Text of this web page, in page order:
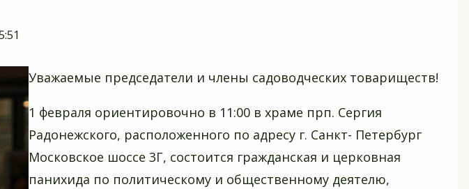
Уважаемые председатели и члены садоводческих товариществ!
1 февраля ориентировочно в 11:00 в храме прп. Сергия
Радонежского, расположенного по адресу г. Санкт- Петербург
Московское шоссе 3Г, состоится гражданская и церковная
панихида по политическому и общественному деятелю,